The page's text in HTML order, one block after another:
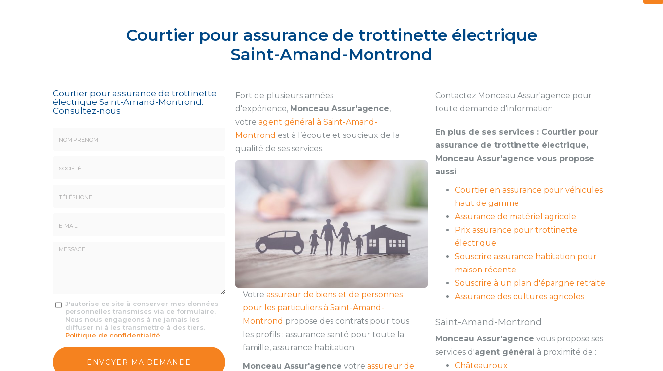
Courtier pour assurance de trottinette électrique
Saint-Amand-Montrond
Courtier pour assurance de trottinette
électrique Saint-Amand-Montrond.
Consultez-nous
Message
J'autorise ce site à conserver mes données
personnelles transmises via ce formulaire.
Nous nous engageons à ne jamais les
diffuser ni à les transmettre à des tiers.
Politique de confidentialité
Acceptation
RGPD
ENVOYER MA DEMANDE
Fort de plusieurs années
d'expérience, Monceau Assur'agence,
votre agent général à Saint-Amand-
Montrond est à l’écoute et soucieux de la
qualité de ses services.
Votre assureur de biens et de personnes
pour les particuliers à Saint-Amand-
Montrond propose des contrats pour tous
les profils : assurance santé pour toute la
famille, assurance habitation.
Monceau Assur'agence votre assureur de
Contactez Monceau Assur'agence pour
toute demande d'information
En plus de ses services : Courtier pour
assurance de trottinette électrique,
Monceau Assur'agence vous propose
aussi
Courtier en assurance pour véhicules
haut de gamme
Assurance de matériel agricole
Prix assurance pour trottinette
électrique
Souscrire assurance habitation pour
maison récente
Souscrire à un plan d'épargne retraite
Assurance des cultures agricoles
Saint-Amand-Montrond
Monceau Assur'agence vous propose ses
services d'agent général à proximité de :
Châteauroux